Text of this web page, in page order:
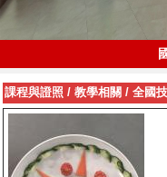
課程與證照 / 教學相關 / 全國